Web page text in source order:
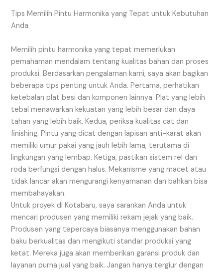
Tips Memilih Pintu Harmonika yang Tepat untuk Kebutuhan
Anda
Memilih pintu harmonika yang tepat memerlukan
pemahaman mendalam tentang kualitas bahan dan proses
produksi. Berdasarkan pengalaman kami, saya akan bagikan
beberapa tips penting untuk Anda. Pertama, perhatikan
ketebalan plat besi dan komponen lainnya. Plat yang lebih
tebal menawarkan kekuatan yang lebih besar dan daya
tahan yang lebih baik. Kedua, periksa kualitas cat dan
finishing. Pintu yang dicat dengan lapisan anti-karat akan
memiliki umur pakai yang jauh lebih lama, terutama di
lingkungan yang lembap. Ketiga, pastikan sistem rel dan
roda berfungsi dengan halus. Mekanisme yang macet atau
tidak lancar akan mengurangi kenyamanan dan bahkan bisa
membahayakan.
Untuk proyek di Kotabaru, saya sarankan Anda untuk
mencari produsen yang memiliki rekam jejak yang baik.
Produsen yang tepercaya biasanya menggunakan bahan
baku berkualitas dan mengikuti standar produksi yang
ketat. Mereka juga akan memberikan garansi produk dan
layanan purna jual yang baik. Jangan hanya tergiur dengan